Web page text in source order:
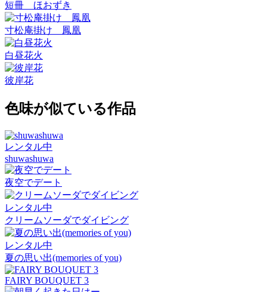
短冊 ほおずき
寸松庵掛け 鳳凰
白昼花火
彼岸花
色味が似ている作品
レンタル中
shuwashuwa
夜空でデート
レンタル中
クリームソーダでダイビング
レンタル中
夏の思い出(memories of you)
FAIRY BOUQUET 3